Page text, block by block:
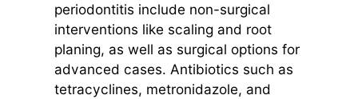
periodontitis include non-surgical
interventions like scaling and root
planing, as well as surgical options for
advanced cases. Antibiotics such as
tetracyclines, metronidazole, and